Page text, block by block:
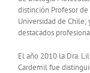
distinción Profesor
Universidad de
destacados
El año 2010 la Dra.
Cardemil fue